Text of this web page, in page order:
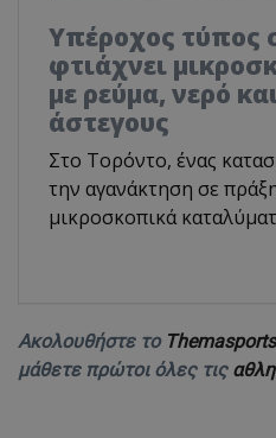
Υπέροχος τύπος
φτιάχνει
με ρεύμα, νερό
άστεγους
Στο Τορόντο, ένας
την αγανάκτηση σε
μικροσκοπικά
Ακολουθήστε το
μάθετε πρώτοι όλες τις